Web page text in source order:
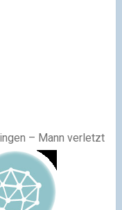
– Mann verletzt